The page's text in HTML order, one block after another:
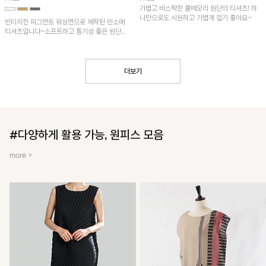
빈티지한 피그먼트 워싱면으로 제작된 민소매
티셔츠입니다~소프트하고 통기성 좋은 원단
가볍고 바스락한 쿨메모리 원단의 티셔츠! 하
나만으로도 시원하고 가볍게 입기 좋아요~
더보기
#다양하게 활용 가능, 원피스 모음
more >